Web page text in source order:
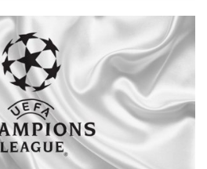
(Финляндия). Резервный судья:
Линкольн (Гибралтар): 1.